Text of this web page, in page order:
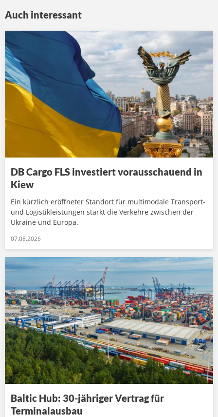
Auch interessant
DB Cargo FLS investiert vorausschauend in
Kiew
Ein kürzlich eröffneter Standort für multimodale Transport-
und Logistikleistungen stärkt die Verkehre zwischen der
Ukraine und Europa.
07.08.2026
Baltic Hub: 30-jähriger Vertrag für
Terminalausbau